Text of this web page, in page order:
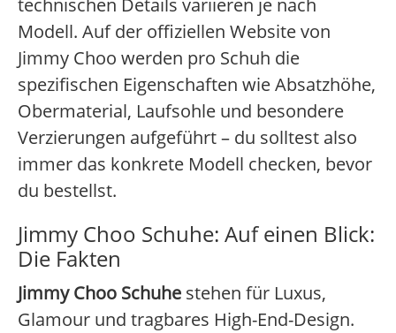
technischen Details variieren je nach
Modell. Auf der offiziellen Website von
Jimmy Choo werden pro Schuh die
spezifischen Eigenschaften wie Absatzhöhe,
Obermaterial, Laufsohle und besondere
Verzierungen aufgeführt – du solltest also
immer das konkrete Modell checken, bevor
du bestellst.
Jimmy Choo Schuhe: Auf einen Blick:
Die Fakten
Jimmy Choo Schuhe stehen für Luxus,
Glamour und tragbares High-End-Design.